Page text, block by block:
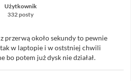
Użytkownik
332 posty
przerwą około sekundy to pewnie
w laptopie i w oststniej chwili
bo potem już dysk nie działał.